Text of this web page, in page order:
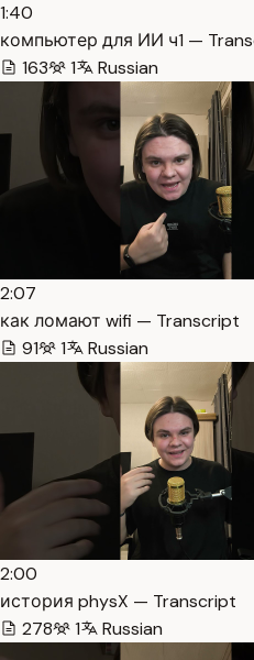
1:40
компьютер для ИИ ч1 —
163
1 Russian
2:07
как ломают wifi — Transcript
91
1 Russian
2:00
история physX — Transcript
278
1 Russian